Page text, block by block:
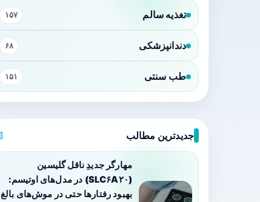
تغذیه سالم ۱۵۷
دندانپزشکی ۶۸
طب سنتی ۱۵۱
جدیدترین مطالب
مهارگر جدیدِ ناقل گلیسین
(SLC۶A۲۰) در مدل‌های اوتیسم:
بهبود رفتارها حتی در موش‌های بالغ